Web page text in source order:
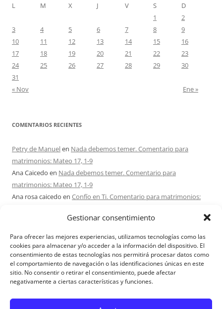
Gestionar consentimiento
Para ofrecer las mejores experiencias, utilizamos tecnologías como las
cookies para almacenar y/o acceder a la información del dispositivo. El
consentimiento de estas tecnologías nos permitirá procesar datos como
el comportamiento de navegación o las identificaciones únicas en este
sitio. No consentir o retirar el consentimiento, puede afectar
negativamente a ciertas características y funciones.
L
M X J V S
D
1
2
3
4 5 6 7 8
9
10
11 12 13 14 15
16
17
18 19 20 21 22
23
24
25 26 27 28 29
30
31
« Nov
Ene »
COMENTARIOS RECIENTES
Petry de Manuelen Nada debemos temer. Comentario para
matrimonios: Mateo 17, 1-9
Ana Caicedo en Nada debemos temer. Comentario para
matrimonios: Mateo 17, 1-9
Ana rosa caicedo en Confío en Ti. Comentario para matrimonios:
en¿Ser o hacer? Comentario para Matrimonios:
Mateo 15, 1-2. 10-14
Maria Asuncion Herrero Mendezen¿Ser o hacer? Comentario para
Matrimonios: Mateo 15, 1-2. 10-14